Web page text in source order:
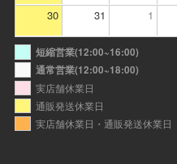
30 31 1
短縮営業(12:00~16:00)
通常営業(12:00~18:00)
実店舗休業日
通販発送休業日
実店舗休業日・通販発送休業日